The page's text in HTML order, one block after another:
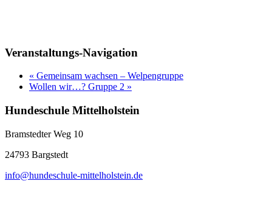
Veranstaltungs-Navigation
« Gemeinsam wachsen – Welpengruppe
Wollen wir…? Gruppe 2 »
Hundeschule Mittelholstein
Bramstedter Weg 10
24793 Bargstedt
info@hundeschule-mittelholstein.de